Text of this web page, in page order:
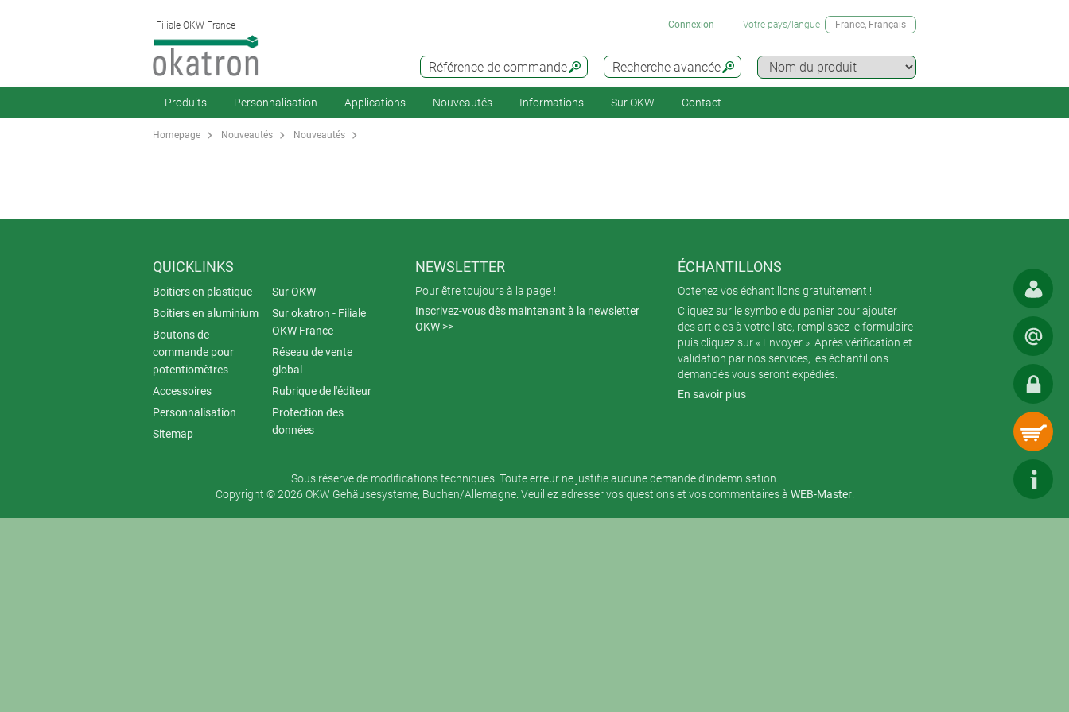
Filiale OKW France
Recherche avancée
Référence de commande
Connexion Votre pays/langue France, Français
Produits Personnalisation Applications Nouveautés Informations Sur OKW Contact
Homepage Nouveautés Nouveautés
QUICKLINKS
Boitiers en plastique
Boitiers en aluminium
Boutons de
commande pour
potentiomètres
Accessoires
Personnalisation
Sitemap
Sur OKW
Sur okatron - Filiale
OKW France
Réseau de vente
global
Rubrique de l'éditeur
Protection des
données
NEWSLETTER
Pour être toujours à la page !
Inscrivez-vous dès maintenant à la newsletter
OKW >>
ÉCHANTILLONS
Obtenez vos échantillons gratuitement !
Cliquez sur le symbole du panier pour ajouter
des articles à votre liste, remplissez le formulaire
puis cliquez sur « Envoyer ». Après vérification et
validation par nos services, les échantillons
demandés vous seront expédiés.
En savoir plus
Sous réserve de modifications techniques. Toute erreur ne justifie aucune demande d’indemnisation.
Copyright © 2026 OKW Gehäusesysteme, Buchen/Allemagne. Veuillez adresser vos questions et vos commentaires à WEB-Master.